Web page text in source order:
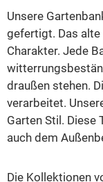
Unsere
gefertigt. Das alte
Charakter. Jede
draußen stehen.
verarbeitet.
Garten Stil. Diese
auch dem
Die Kollektionen